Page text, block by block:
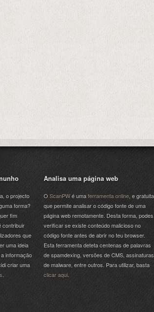
o projecto
forma?
fim
contribuir
que
uma ideia
informação
criar uma
Analisa uma página web
OScanPWé umaferramenta online, e
que permite analisar o código fonte de uma
página web remotamente. Desta forma, podes
verificar se existe conteúdo malicioso no
código fonte antes de abrir no teu browser.
Esta ferramenta deteta centenas de palavras
de spamdexing, versões de CMS, assinaturas
de malware, entre outros. Para utilizar, basta
clicar aqui.